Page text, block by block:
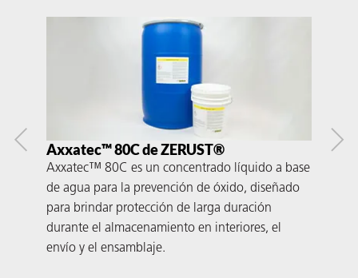
Axxatec™ 80C de ZERUST®
Axxatec™ 80C es un concentrado líquido a base
de agua para la prevención de óxido, diseñado
para brindar protección de larga duración
durante el almacenamiento en interiores, el
envío y el ensamblaje.